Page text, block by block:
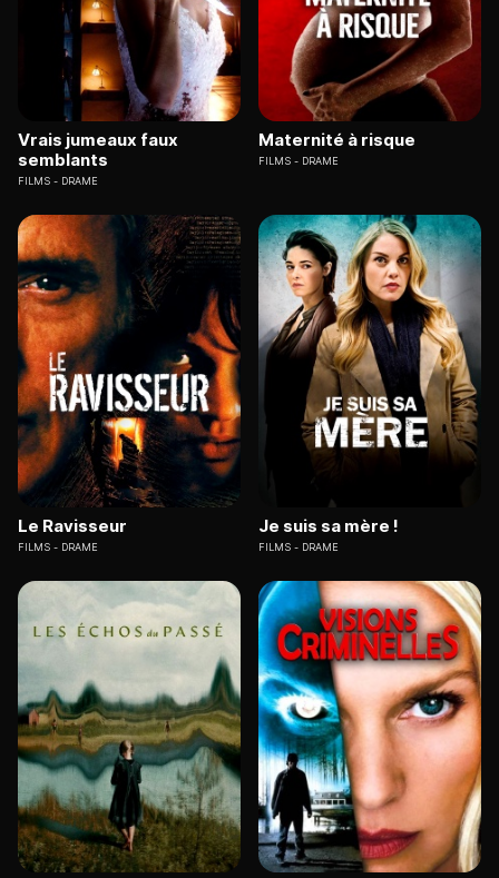
Vrais jumeaux faux
semblants
FILMS DRAME
Maternité à risque
FILMS DRAME
Le Ravisseur
FILMS DRAME
Je suis sa mère !
FILMS DRAME